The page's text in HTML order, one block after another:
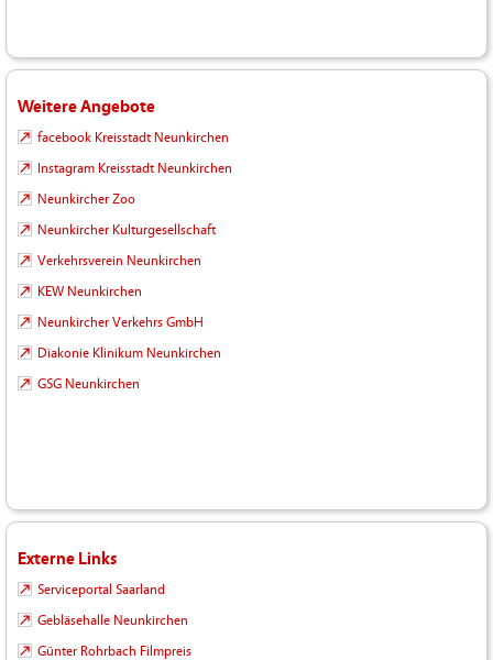
Weitere Angebote
facebook Kreisstadt Neunkirchen
Instagram Kreisstadt Neunkirchen
Neunkircher Zoo
Neunkircher Kulturgesellschaft
Verkehrsverein Neunkirchen
KEW Neunkirchen
Neunkircher Verkehrs GmbH
Diakonie Klinikum Neunkirchen
GSG Neunkirchen
Externe Links
Serviceportal Saarland
Gebläsehalle Neunkirchen
Günter Rohrbach Filmpreis